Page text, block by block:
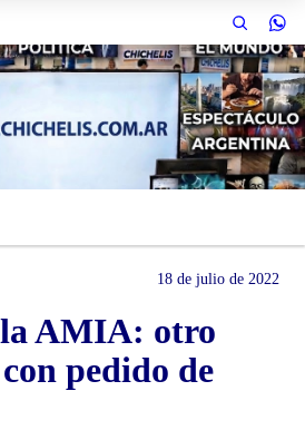
18 de julio de 2022
AMIA: otro
pedido de